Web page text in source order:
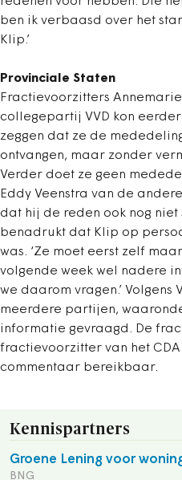
ben ik verbaasd over het
Klip.’
Provinciale Staten
Fractievoorzitters
collegepartij VVD kon
zeggen dat ze de
ontvangen, maar zonder
Verder doet ze geen
Eddy Veenstra van de
dat hij de reden ook nog niet
benadrukt dat Klip op
was. ‘Ze moet eerst zelf
volgende week wel nadere
we daarom vragen.’ Volgens
meerdere partijen,
informatie gevraagd. De
fractievoorzitter van het
commentaar bereikbaar.
Kennispartners
Groene Lening voor
BNG